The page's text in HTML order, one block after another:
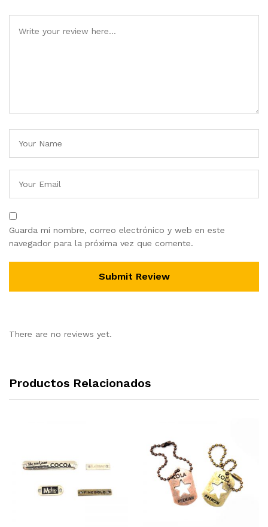
Guarda mi nombre, correo electrónico y web en este
navegador para la próxima vez que comente.
There are no reviews yet.
Productos Relacionados